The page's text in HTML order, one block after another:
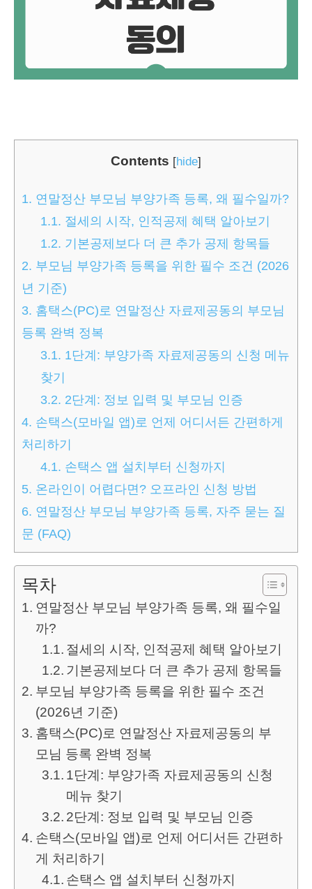
Contents [hide]
1. 연말정산 부모님 부양가족 등록, 왜 필수일까?
1.1. 절세의 시작, 인적공제 혜택 알아보기
1.2. 기본공제보다 더 큰 추가 공제 항목들
2. 부모님 부양가족 등록을 위한 필수 조건 (2026
년 기준)
3. 홈택스(PC)로 연말정산 자료제공동의 부모님
등록 완벽 정복
3.1. 1단계: 부양가족 자료제공동의 신청 메뉴
찾기
3.2. 2단계: 정보 입력 및 부모님 인증
4. 손택스(모바일 앱)로 언제 어디서든 간편하게
처리하기
4.1. 손택스 앱 설치부터 신청까지
5. 온라인이 어렵다면? 오프라인 신청 방법
6. 연말정산 부모님 부양가족 등록, 자주 묻는 질
문 (FAQ)
목차
연말정산 부모님 부양가족 등록, 왜 필수일
까?
절세의 시작, 인적공제 혜택 알아보기
기본공제보다 더 큰 추가 공제 항목들
부모님 부양가족 등록을 위한 필수 조건
(2026년 기준)
홈택스(PC)로 연말정산 자료제공동의 부
모님 등록 완벽 정복
1단계: 부양가족 자료제공동의 신청
메뉴 찾기
2단계: 정보 입력 및 부모님 인증
손택스(모바일 앱)로 언제 어디서든 간편하
게 처리하기
손택스 앱 설치부터 신청까지